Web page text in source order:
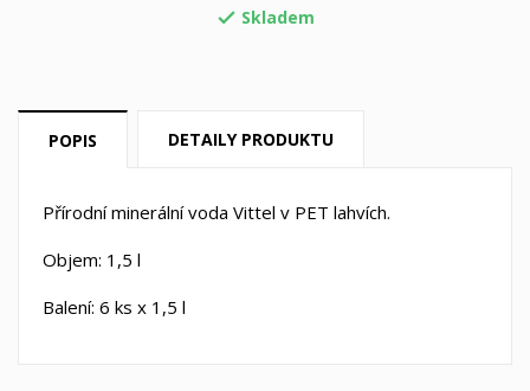
 Skladem
POPIS DETAILY PRODUKTU
Přírodní minerální voda Vittel v PET lahvích.
Objem: 1,5 l
Balení: 6 ks x 1,5 l
Vytvořit nový seznam